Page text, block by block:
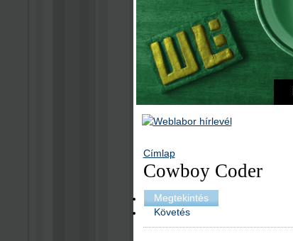
Címlap
Cowboy Coder
Megtekintés
Követés